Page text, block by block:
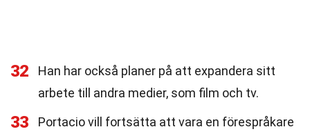
32
Han har också planer på att expandera sitt
arbete till andra medier, som film och tv.
33
Portacio vill fortsätta att vara en förespråkare